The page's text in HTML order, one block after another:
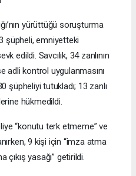
yürüttüğü soruşturma
şüpheli, emniyetteki
edildi. Savcılık, 34 zanlının
adli kontrol uygulanmasını
şüpheliyi tutukladı; 13 zanlı
hükmedildi.
“konutu terk etmeme” ve
9 kişi için “imza atma
çıkış yasağı” getirildi.